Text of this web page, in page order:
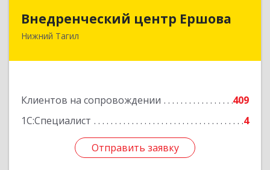
Внедренческий центр Ершова
Нижний Тагил
Клиентов на сопровождении
409
1С:Специалист
4
Отправить заявку
Внедренческий центр Ершова
622030, Свердловская обл, Нижний Тагил г,
Отправить заявку